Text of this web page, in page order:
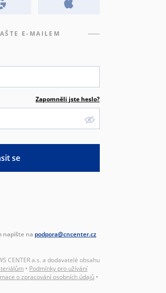
E-MAILEM
Zapomněli jste heslo?
se
napište na podpora@cncenter.cz
CENTER a.s. a dodavatelé obsahu
• Podmínky pro užívání
o zpracování osobních údajů •